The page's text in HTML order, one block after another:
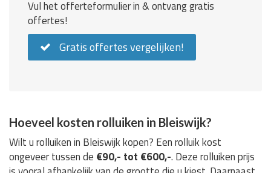
Vul het offerteformulier in & ontvang gratis
offertes!
Gratis offertes vergelijken!
Hoeveel kosten rolluiken in Bleiswijk?
Wilt u rolluiken in Bleiswijk kopen? Een rolluik kost
ongeveer tussen de €90,- tot €600,-. Deze rolluiken prijs